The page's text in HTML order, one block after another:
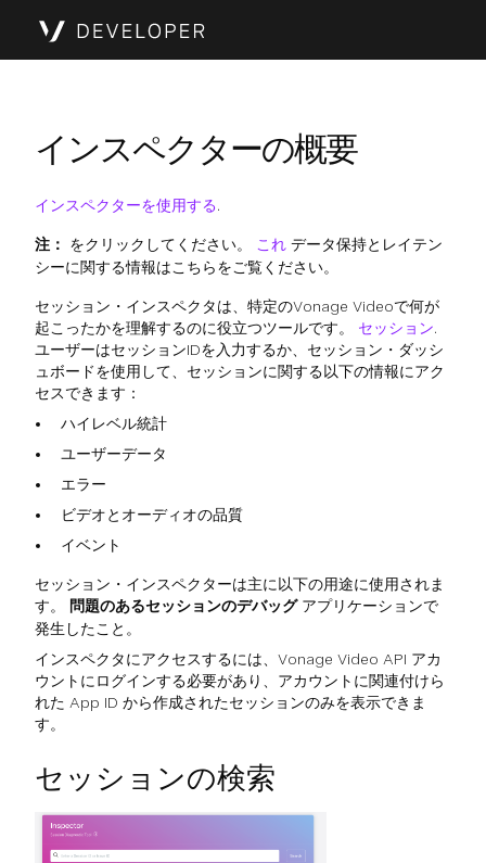
インスペクターの概要
インスペクターを使用する.
注： をクリックしてください。 これ データ保持とレイテン
シーに関する情報はこちらをご覧ください。
セッション・インスペクタは、特定のVonage Videoで何が
起こったかを理解するのに役立つツールです。 セッション.
ユーザーはセッションIDを入力するか、セッション・ダッシ
ュボードを使用して、セッションに関する以下の情報にアク
セスできます：
ハイレベル統計
ユーザーデータ
エラー
ビデオとオーディオの品質
イベント
セッション・インスペクターは主に以下の用途に使用されま
す。
問題のあるセッションのデバッグアプリケーションで
発生したこと。
インスペクタにアクセスするには、Vonage Video API アカ
ウントにログインする必要があり、アカウントに関連付けら
れた App ID から作成されたセッションのみを表示できま
す。
セッションの検索